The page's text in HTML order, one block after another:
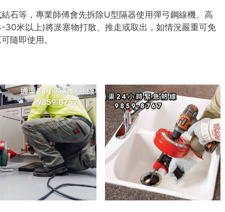
石等，專業師傅會先拆除U型隔器使用彈弓鋼線機、高
米以上)將淤塞物打散、推走或取出，如情況嚴重可免
隨即使用。